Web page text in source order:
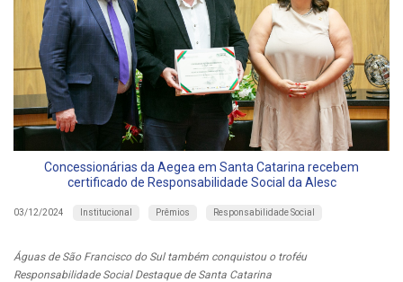
Concessionárias da Aegea em Santa Catarina recebem
certificado de Responsabilidade Social da Alesc
03/12/2024 Institucional Prêmios Responsabilidade Social
Águas de São Francisco do Sul também conquistou o troféu
Responsabilidade Social Destaque de Santa Catarina